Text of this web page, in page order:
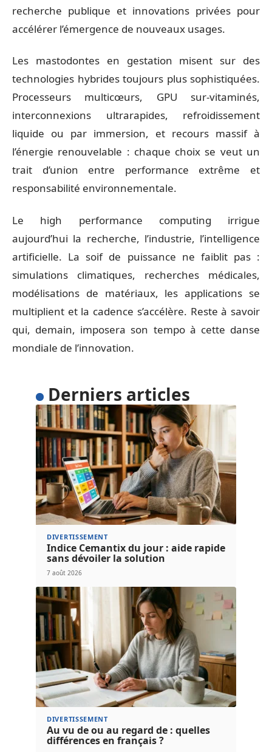
recherche publique et innovations privées pour
accélérer l’émergence de nouveaux usages.
Les mastodontes en gestation misent sur des
technologies hybrides toujours plus sophistiquées.
Processeurs multicœurs, GPU sur-vitaminés,
interconnexions ultrarapides, refroidissement
liquide ou par immersion, et recours massif à
l’énergie renouvelable : chaque choix se veut un
trait d’union entre performance extrême et
responsabilité environnementale.
Le high performance computing irrigue
aujourd’hui la recherche, l’industrie, l’intelligence
artificielle. La soif de puissance ne faiblit pas :
simulations climatiques, recherches médicales,
modélisations de matériaux, les applications se
multiplient et la cadence s’accélère. Reste à savoir
qui, demain, imposera son tempo à cette danse
mondiale de l’innovation.
Derniers articles
DIVERTISSEMENT
Indice Cemantix du jour : aide rapide
sans dévoiler la solution
7 août 2026
DIVERTISSEMENT
Au vu de ou au regard de : quelles
différences en français ?